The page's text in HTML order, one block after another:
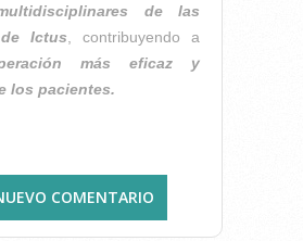
de las
Ictus , contribuyendo a
más eficaz y
los pacientes.
COMENTARIO